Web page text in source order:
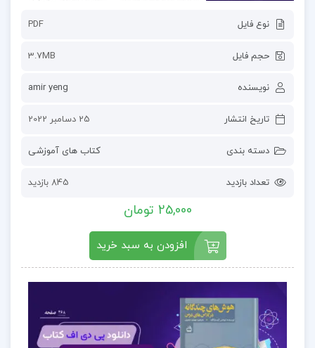
نوع فایل PDF
حجم فایل 3.7MB
نویسنده amir yeng
تاریخ انتشار 25 دسامبر 2022
دسته بندی کتاب های آموزشی
تعداد بازدید 845 بازدید
25,000 تومان
افزودن به سبد خرید